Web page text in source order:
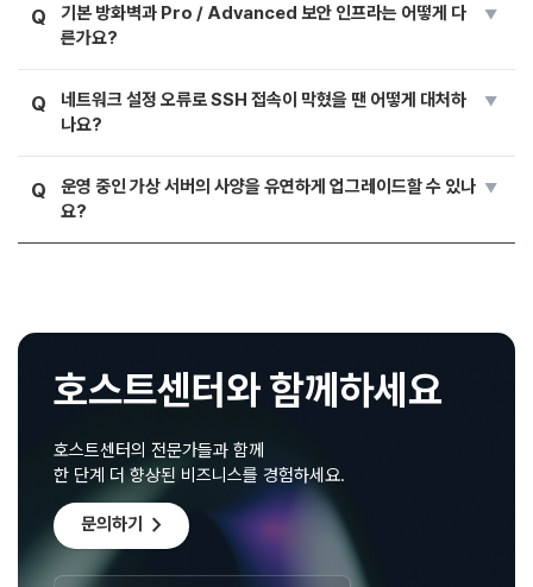
Q
기본 방화벽과 Pro / Advanced 보안 인프라는 어떻게 다
른가요?
Q
네트워크 설정 오류로 SSH 접속이 막혔을 땐 어떻게 대처하
나요?
Q
운영 중인 가상 서버의 사양을 유연하게 업그레이드할 수 있나
요?
호스트센터와 함께하세요
호스트센터의 전문가들과 함께
한 단계 더 향상된 비즈니스를 경험하세요.
문의하기 chevron_right